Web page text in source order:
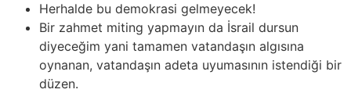
Herhalde bu demokrasi gelmeyecek!
Bir zahmet miting yapmayın da İsrail dursun
diyeceğim yani tamamen vatandaşın algısına
oynanan, vatandaşın adeta uyumasının istendiği bir
düzen.